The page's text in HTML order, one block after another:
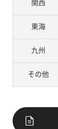
関西
東海
九州
その他